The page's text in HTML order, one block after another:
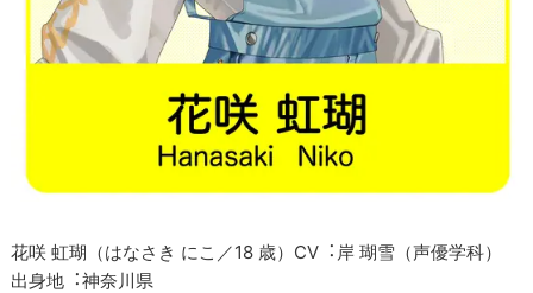
花咲 虹瑚（はなさき にこ／18 歳）CV︓岸 瑚雪（声優学科）
出身地︓神奈川県